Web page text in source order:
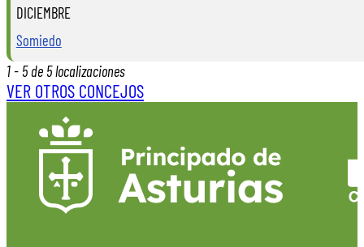
DICIEMBRE
Somiedo
1 - 5 de 5 localizaciones
VER OTROS CONCEJOS